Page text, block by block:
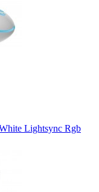
Lightsync Rgb